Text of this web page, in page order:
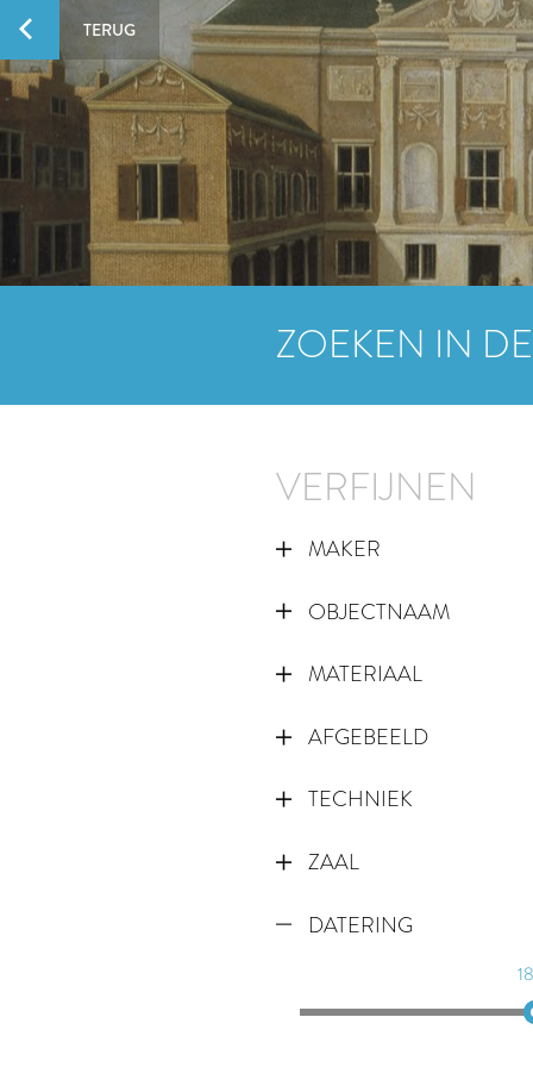
TERUG
ZOEKEN IN
VERFIJNEN
MAKER
OBJECTNAAM
MATERIAAL
AFGEBEELD
TECHNIEK
ZAAL
DATERING